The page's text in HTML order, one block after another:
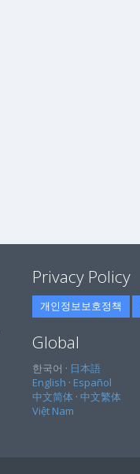
Privacy Policy
개인정보보호정책
Global
한국어 · 日本語
English · Español
中文简体 · 中文繁体
Việt Nam